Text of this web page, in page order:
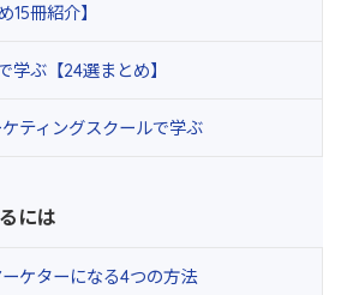
15冊紹介】
学ぶ【24選まとめ】
ティングスクールで学ぶ
には
ケターになる4つの方法